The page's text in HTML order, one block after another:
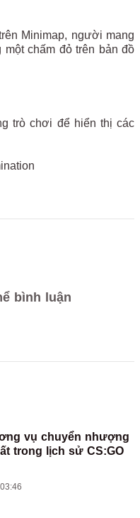
Minimap, người mang
chấm đỏ trên bản đồ
trò chơi để hiển thị các
bình luận
vụ chuyển nhượng
trong lịch sử CS:GO